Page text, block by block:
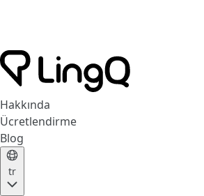
Hakkında
Ücretlendirme
Blog
tr